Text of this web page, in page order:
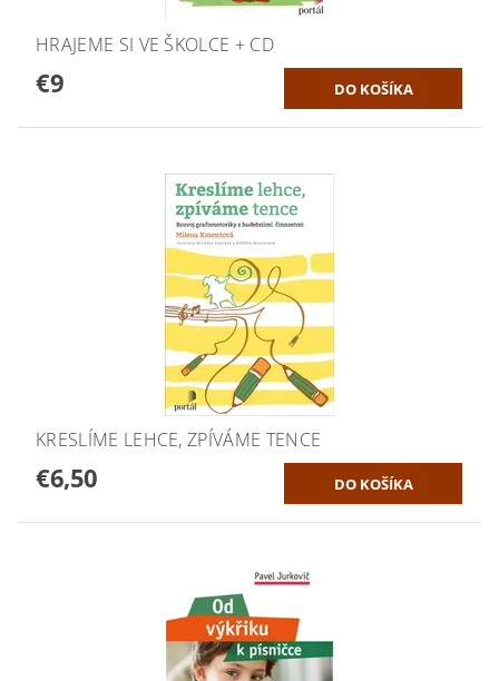
HRAJEME SI VE ŠKOLCE + CD
€9
KRESLÍME LEHCE, ZPÍVÁME TENCE
€6,50